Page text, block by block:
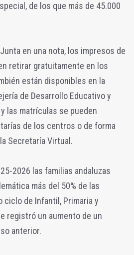
de los que más de 45.000
en una nota, los impresos de
retirar gratuitamente en los
están disponibles en la
de Desarrollo Educativo y
las matrículas se pueden
de los centros o de forma
Secretaría Virtual.
2026 las familias andaluzas
más del 50% de las
ciclo de Infantil, Primaria y
registró un aumento de un
anterior.